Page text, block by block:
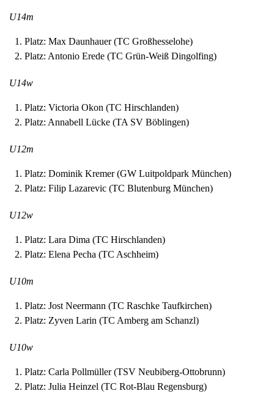
U14m
Platz: Max Daunhauer (TC Großhesselohe)
Platz: Antonio Erede (TC Grün-Weiß Dingolfing)
U14w
Platz: Victoria Okon (TC Hirschlanden)
Platz: Annabell Lücke (TA SV Böblingen)
U12m
Platz: Dominik Kremer (GW Luitpoldpark München)
Platz: Filip Lazarevic (TC Blutenburg München)
U12w
Platz: Lara Dima (TC Hirschlanden)
Platz: Elena Pecha (TC Aschheim)
U10m
Platz: Jost Neermann (TC Raschke Taufkirchen)
Platz: Zyven Larin (TC Amberg am Schanzl)
U10w
Platz: Carla Pollmüller (TSV Neubiberg-Ottobrunn)
Platz: Julia Heinzel (TC Rot-Blau Regensburg)